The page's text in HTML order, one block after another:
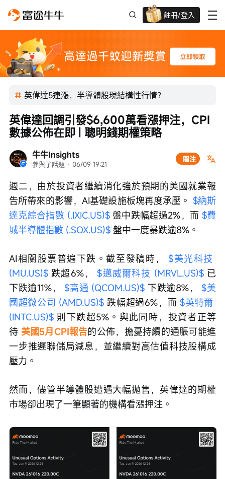
註冊/登入
迎新驚喜賞 股票/BTC等任你揀!
英偉達5連漲，半導體股現結構性行情？
牛牛Insights
參與了話題 · 06/09 19:21
關注
英偉達回調引發$6,600萬看漲押注，CPI
數據公佈在即 | 聰明錢期權策略
週二，由於投資者繼續消化強於預期的美國就業報
告所帶來的影響，AI基礎設施板塊再度承壓。 $納斯
達克綜合指數 (.IXIC.US)$ 盤中跌幅超過2%，而 $費
城半導體指數 (.SOX.US)$ 盤中一度暴跌逾8%。
AI相關股票普遍下跌。截至發稿時， $美光科技
(MU.US)$ 跌超6%， $邁威爾科技 (MRVL.US)$ 已
下跌逾11%， $高通 (QCOM.US)$ 下跌逾8%， $美
國超微公司 (AMD.US)$ 跌幅超過6%，而 $英特爾
(INTC.US)$ 則下跌超5%。與此同時，投資者正等
待 美國5月CPI報告的公佈，擔憂持續的通脹可能進
一步推遲聯儲局減息，並繼續對高估值科技股構成
壓力。
然而，儘管半導體股遭遇大幅拋售，英偉達的期權
市場卻出現了一筆顯著的機構看漲押注。